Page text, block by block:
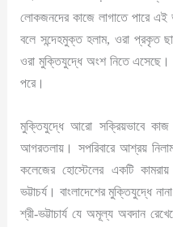
লোকজনদের কাজে লাগাতে পারে এই
বলে সন্দেহমুক্ত হলাম, ওরা প্রকৃত
ওরা মুক্তিযুদ্ধে অংশ নিতে এসেছে।
পরে।
মুক্তিযুদ্ধে আরো সক্রিয়ভাবে
আগরতলায়। সপরিবারে আশ্রয়
কলেজের হোস্টেলের একটি
ভট্টাচর্য। বাংলাদেশের মুক্তিযুদ্ধে
শ্রী-ভট্টাচার্য যে অমূল্য অবদান